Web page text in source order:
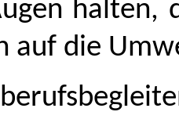
halten,
auf die